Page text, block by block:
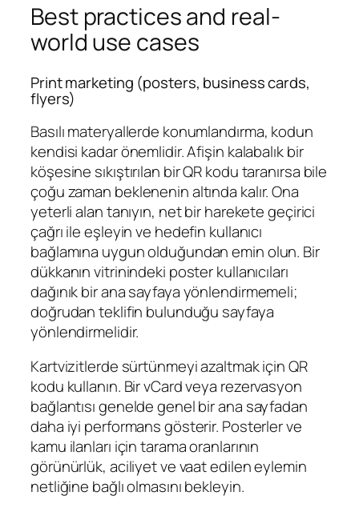
Best practices and real-
world use cases
Print marketing (posters, business cards,
flyers)
Basılı materyallerde konumlandırma, kodun
kendisi kadar önemlidir. Afişin kalabalık bir
köşesine sıkıştırılan bir QR kodu taranırsa bile
çoğu zaman beklenenin altında kalır. Ona
yeterli alan tanıyın, net bir harekete geçirici
çağrı ile eşleyin ve hedefin kullanıcı
bağlamına uygun olduğundan emin olun. Bir
dükkanın vitrinindeki poster kullanıcıları
dağınık bir ana sayfaya yönlendirmemeli;
doğrudan teklifin bulunduğu sayfaya
yönlendirmelidir.
Kartvizitlerde sürtünmeyi azaltmak için QR
kodu kullanın. Bir vCard veya rezervasyon
bağlantısı genelde genel bir ana sayfadan
daha iyi performans gösterir. Posterler ve
kamu ilanları için tarama oranlarının
görünürlük, aciliyet ve vaat edilen eylemin
netliğine bağlı olmasını bekleyin.